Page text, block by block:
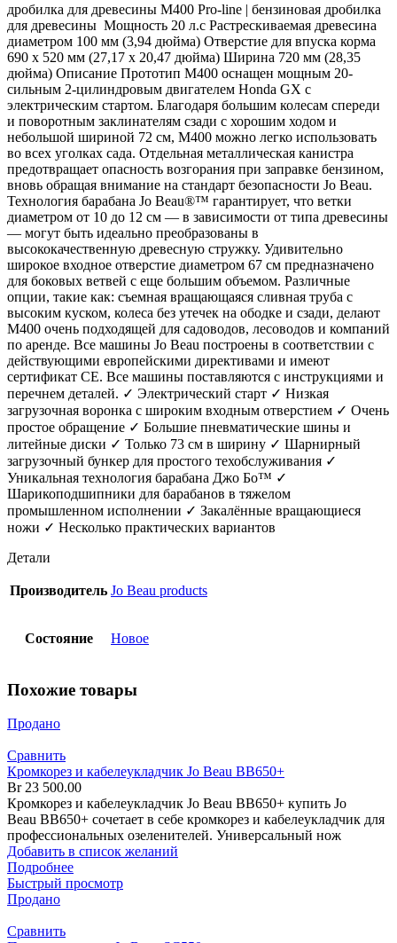
дробилка для древесины M400 Pro-line | бензиновая дробилка
для древесины Мощность 20 л.с Растрескиваемая древесина
диаметром 100 мм (3,94 дюйма) Отверстие для впуска корма
690 x 520 мм (27,17 x 20,47 дюйма) Ширина 720 мм (28,35
дюйма) Описание Прототип M400 оснащен мощным 20-
сильным 2-цилиндровым двигателем Honda GX с
электрическим стартом. Благодаря большим колесам спереди
и поворотным заклинателям сзади с хорошим ходом и
небольшой шириной 72 см, M400 можно легко использовать
во всех уголках сада. Отдельная металлическая канистра
предотвращает опасность возгорания при заправке бензином,
вновь обращая внимание на стандарт безопасности Jo Beau.
Технология барабана Jo Beau®™ гарантирует, что ветки
диаметром от 10 до 12 см — в зависимости от типа древесины
— могут быть идеально преобразованы в
высококачественную древесную стружку. Удивительно
широкое входное отверстие диаметром 67 см предназначено
для боковых ветвей с еще большим объемом. Различные
опции, такие как: съемная вращающаяся сливная труба с
высоким куском, колеса без утечек на ободке и сзади, делают
M400 очень подходящей для садоводов, лесоводов и компаний
по аренде. Все машины Jo Beau построены в соответствии с
действующими европейскими директивами и имеют
сертификат CE. Все машины поставляются с инструкциями и
перечнем деталей. ✓ Электрический старт ✓ Низкая
загрузочная воронка с широким входным отверстием ✓ Очень
простое обращение ✓ Большие пневматические шины и
литейные диски ✓ Только 73 см в ширину ✓ Шарнирный
загрузочный бункер для простого техобслуживания ✓
Уникальная технология барабана Джо Бо™ ✓
Шарикоподшипники для барабанов в тяжелом
промышленном исполнении ✓ Закалённые вращающиеся
ножи ✓ Несколько практических вариантов
Детали
Производитель Jo Beau products
Состояние Новое
Похожие товары
Продано
Сравнить
Кромкорез и кабелеукладчик Jo Beau BB650+
Br23 500.00
Кромкорез и кабелеукладчик Jo Beau BB650+ купить Jo
Beau BB650+ сочетает в себе кромкорез и кабелеукладчик для
профессиональных озеленителей. Универсальный нож
Добавить в список желаний
Подробнее
Быстрый просмотр
Продано
Сравнить